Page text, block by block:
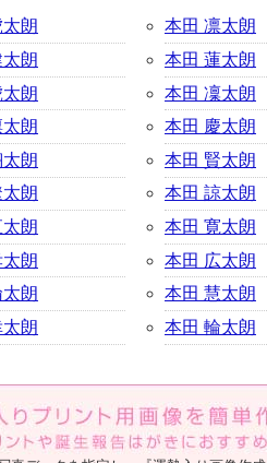
朗
朗
朗
朗
朗
朗
朗
朗
朗
朗
本田 凛太朗
本田 蓮太朗
本田 凜太朗
本田 慶太朗
本田 賢太朗
本田 諒太朗
本田 寛太朗
本田 広太朗
本田 慧太朗
本田 輪太朗